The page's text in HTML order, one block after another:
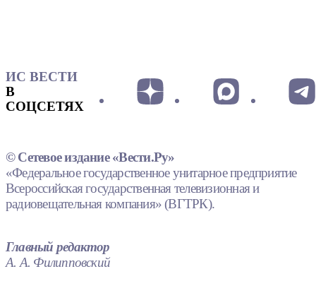
ИС ВЕСТИ
В
СОЦСЕТЯХ
© Сетевое издание «Вести.Ру»
«Федеральное государственное унитарное предприятие
Всероссийская государственная телевизионная и
радиовещательная компания» (ВГТРК).
Главный редактор
А. А. Филипповский